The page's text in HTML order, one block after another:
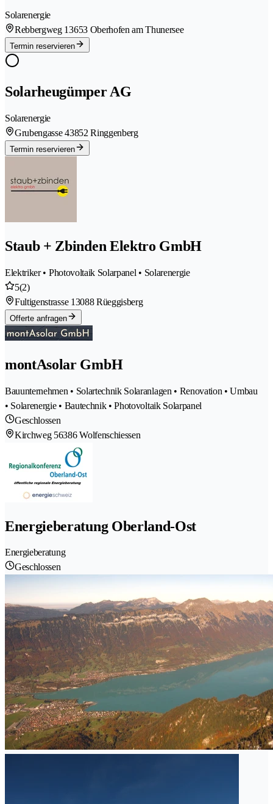
Solarenergie
Rebbergweg 13653 Oberhofen am Thunersee
Termin reservieren
Solarheugümper AG
Solarenergie
Grubengasse 43852 Ringgenberg
Termin reservieren
Staub + Zbinden Elektro GmbH
Elektriker • Photovoltaik Solarpanel • Solarenergie
5(2)
Fultigenstrasse 13088 Rüeggisberg
Offerte anfragen
montAsolar GmbH
Bauunternehmen • Solartechnik Solaranlagen • Renovation • Umbau
• Solarenergie • Bautechnik • Photovoltaik Solarpanel
Geschlossen
Kirchweg 56386 Wolfenschiessen
Energieberatung Oberland-Ost
Energieberatung
Geschlossen